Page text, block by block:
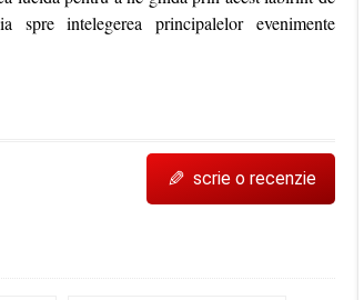
intelegerea principalelor evenimente
✎ scrie o recenzie